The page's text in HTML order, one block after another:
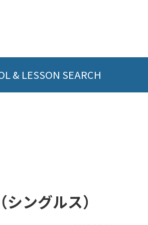
& LESSON SEARCH
ングルス）